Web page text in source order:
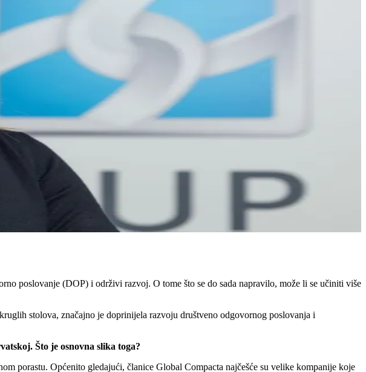
poslovanje (DOP) i održivi razvoj. O tome što se do sada napravilo, može li se učiniti više
stolova, značajno je doprinijela razvoju društveno odgovornog poslovanja i
Što je osnovna slika toga?
porastu. Općenito gledajući, članice Global Compacta najčešće su velike kompanije koje